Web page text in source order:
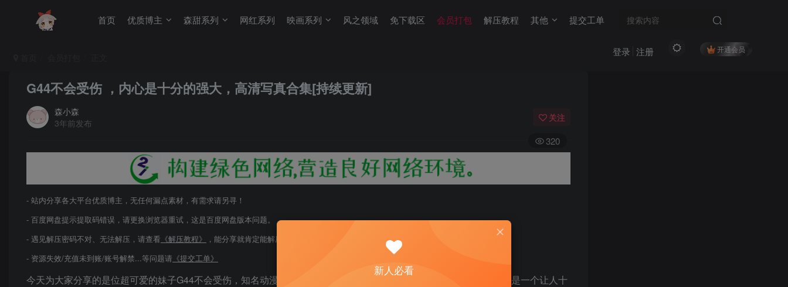
首页 优质博主 森甜系列 网红系列 映画系列 风之领域 免下载区 会员打包 解压教程 其他 提交工单
开通会员
登录 注册
G44不会受伤 ，内心是十分的强大，高清写真合集[持续更新]
森小森
3年前发布
关注
320
- 站内分享各大平台优质博主，无任何漏点素材，有需求请另寻！
- 百度网盘提示提取码错误，请更换浏览器重试，这是百度网盘版本问题。
- 遇见解压密码不对、无法解压，请查看 《解压教程》
，能分享就肯定能解压！
- 资源失效/充值未到账/账号解禁...等问题请 《提交工单》
今天为大家分享的是位超可爱的妹子G44不会受伤，知名动漫人气cosplay妹子@G44不会受伤，G44不会受伤(祭祀祀)是一个让人十
新人必看